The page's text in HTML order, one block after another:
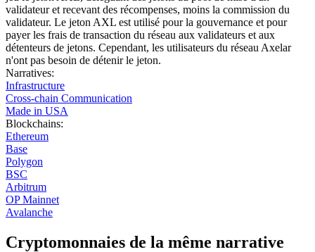
validateur et recevant des récompenses, moins la commission du
validateur. Le jeton AXL est utilisé pour la gouvernance et pour
payer les frais de transaction du réseau aux validateurs et aux
détenteurs de jetons. Cependant, les utilisateurs du réseau Axelar
n'ont pas besoin de détenir le jeton.
Narratives:
Infrastructure
Cross-chain Communication
Made in USA
Blockchains:
Ethereum
Base
Polygon
BSC
Arbitrum
OP Mainnet
Avalanche
Cryptomonnaies de la même narrative